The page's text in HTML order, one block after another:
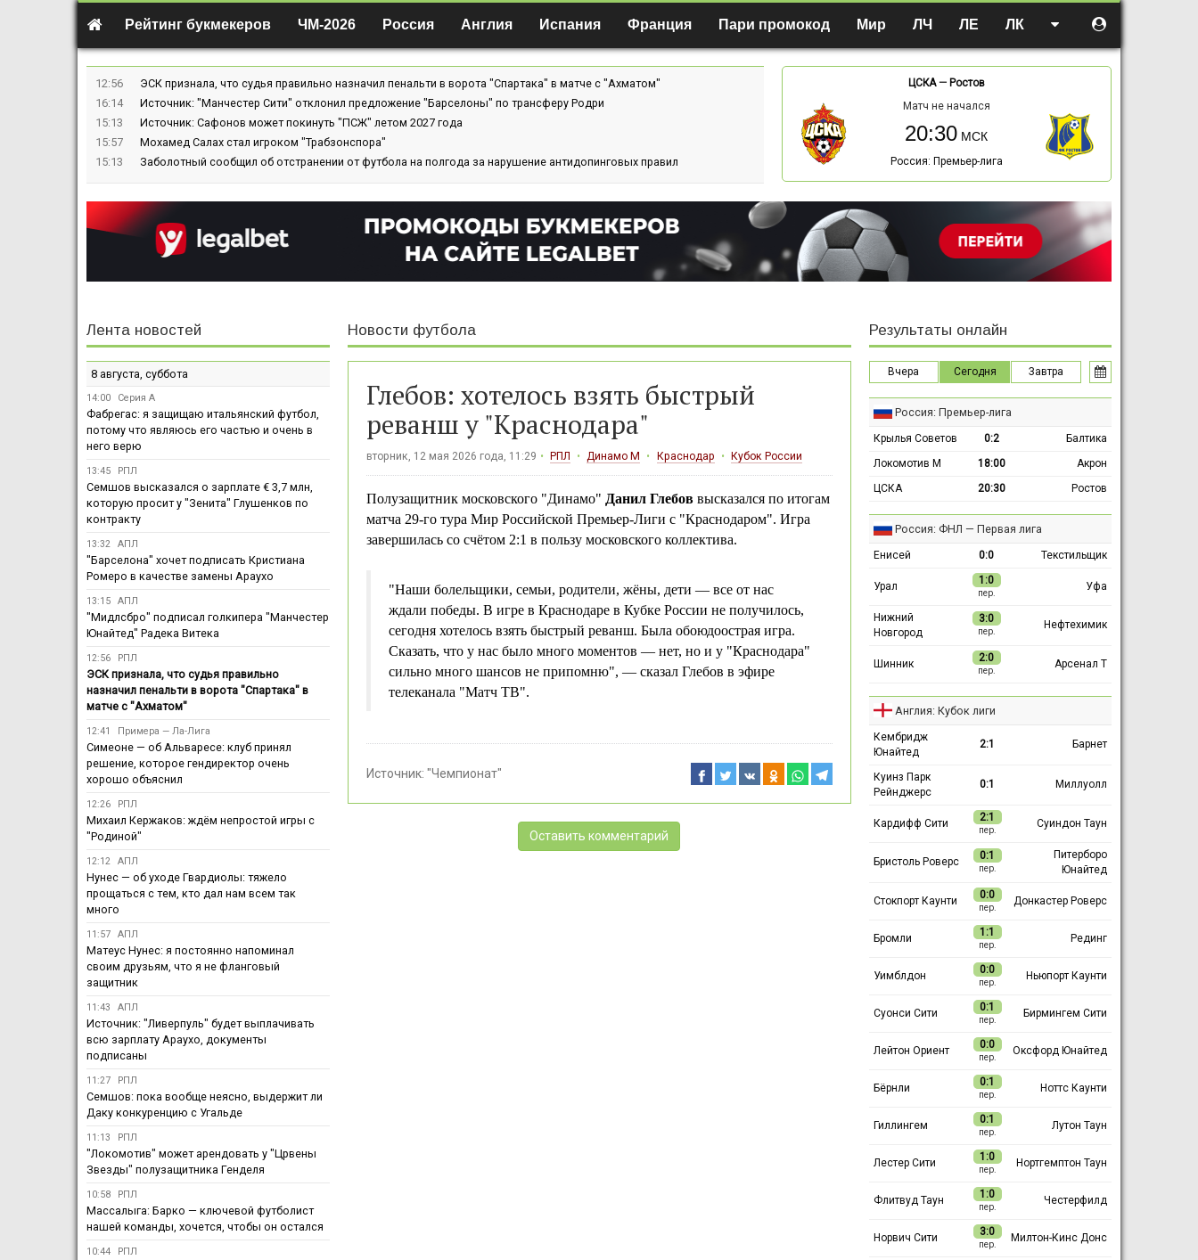
Рейтинг букмекеров ЧМ-2026 Россия Англия Испания Франция Пари промокод Мир ЛЧ ЛЕ ЛК
12:56
ЭСК признала, что судья правильно назначил пенальти в ворота "Спартака" в матче с "Ахматом"
16:14
Источник: "Манчестер Сити" отклонил предложение "Барселоны" по трансферу Родри
15:13
Источник: Сафонов может покинуть "ПСЖ" летом 2027 года
15:57
Мохамед Салах стал игроком "Трабзонспора"
15:13
Заболотный сообщил об отстранении от футбола на полгода за нарушение антидопинговых правил
ЦСКА— Ростов
Матч не начался
20:30
Россия: Премьер-лига
Новости футбола
Глебов: хотелось взять быстрый
реванш у "Краснодара"
вторник, 12 мая 2026 года, 11:29 РПЛ Динамо М Краснодар Кубок России
Полузащитник московского "Динамо" Данил Глебоввысказался по итогам
матча 29-го тура Мир Российской Премьер-Лиги с "Краснодаром". Игра
завершилась со счётом 2:1 в пользу московского коллектива.
"Наши болельщики, семьи, родители, жёны, дети — все от нас
ждали победы. В игре в Краснодаре в Кубке России не получилось,
сегодня хотелось взять быстрый реванш. Была обоюдоострая игра.
Сказать, что у нас было много моментов — нет, но и у "Краснодара"
сильно много шансов не припомню", — сказал Глебов в эфире
телеканала "Матч ТВ".
Источник: "Чемпионат"
Оставить комментарий
Лента новостей
8 августа, суббота
14:00 Серия А
Фабрегас: я защищаю итальянский футбол,
потому что являюсь его частью и очень в
него верю
13:45 РПЛ
Семшов высказался о зарплате € 3,7 млн,
которую просит у "Зенита" Глушенков по
контракту
13:32 АПЛ
"Барселона" хочет подписать Кристиана
Ромеро в качестве замены Араухо
13:15 АПЛ
"Мидлсбро" подписал голкипера "Манчестер
Юнайтед" Радека Витека
12:56 РПЛ
ЭСК признала, что судья правильно
назначил пенальти в ворота "Спартака" в
матче с "Ахматом"
12:41 Примера — Ла-Лига
Симеоне — об Альваресе: клуб принял
решение, которое гендиректор очень
хорошо объяснил
12:26 РПЛ
Михаил Кержаков: ждём непростой игры с
"Родиной"
12:12 АПЛ
Нунес — об уходе Гвардиолы: тяжело
прощаться с тем, кто дал нам всем так
много
11:57 АПЛ
Матеус Нунес: я постоянно напоминал
своим друзьям, что я не фланговый
защитник
11:43 АПЛ
Источник: "Ливерпуль" будет выплачивать
всю зарплату Араухо, документы
подписаны
11:27 РПЛ
Семшов: пока вообще неясно, выдержит ли
Даку конкуренцию с Угальде
11:13 РПЛ
"Локомотив" может арендовать у "Црвены
Звезды" полузащитника Генделя
10:58 РПЛ
Массалыга: Барко — ключевой футболист
нашей команды, хочется, чтобы он остался
10:44 РПЛ
Результаты онлайн
Вчера Сегодня Завтра
Россия: Премьер-лига
Крылья Советов 0:2
Балтика
Локомотив М
18:00
Акрон
ЦСКА
20:30 Ростов
Россия: ФНЛ — Первая лига
Енисей 0:0 Текстильщик
Урал 1:0
пер.
Уфа
Нижний
Новгород
3:0
пер.
Нефтехимик
Шинник 2:0
пер.
Арсенал Т
Англия: Кубок лиги
Кембридж
Юнайтед
2:1 Барнет
Куинз Парк
Рейнджерс
0:1 Миллуолл
Кардифф Сити 2:1
пер.
Суиндон Таун
Бристоль Роверс 0:1
пер.
Питерборо
Юнайтед
Стокпорт Каунти 0:0
пер.
Донкастер Роверс
Бромли 1:1
пер.
Рединг
Уимблдон 0:0
пер.
Ньюпорт Каунти
Суонси Сити 0:1
пер.
Бирмингем Сити
Лейтон Ориент 0:0
пер.
Оксфорд Юнайтед
Бёрнли 0:1
пер.
Ноттс Каунти
Гиллингем 0:1
пер.
Лутон Таун
Лестер Сити 1:0
пер.
Нортгемптон Таун
Флитвуд Таун 1:0
пер.
Честерфилд
Норвич Сити 3:0
пер.
Милтон-Кинс Донс